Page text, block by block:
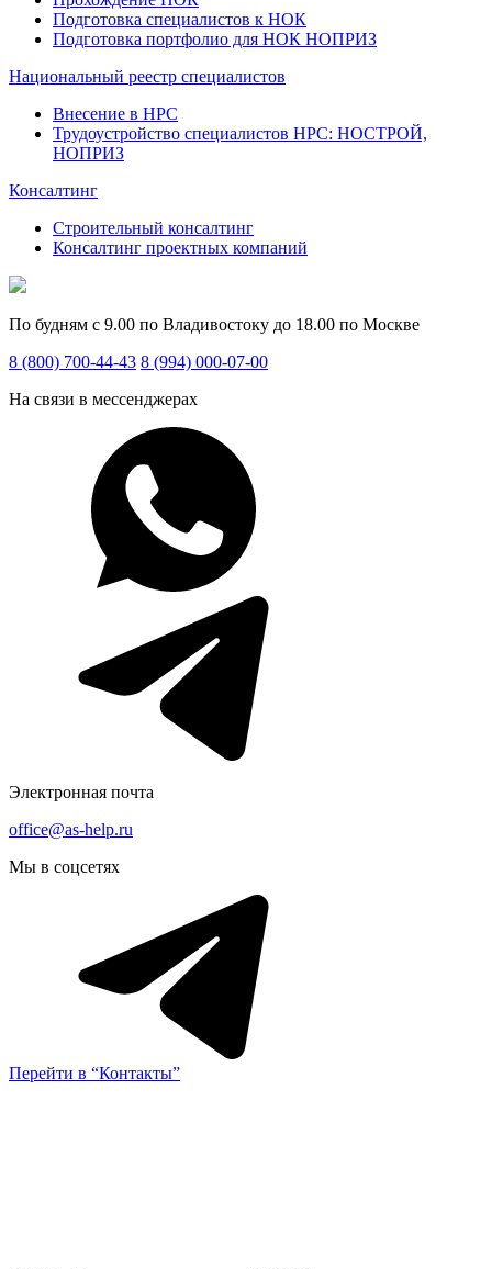
Подготовка специалистов к НОК
Подготовка портфолио для НОК НОПРИЗ
Национальный реестр специалистов
Внесение в НРС
Трудоустройство специалистов НРС: НОСТРОЙ,
НОПРИЗ
Консалтинг
Строительный консалтинг
Консалтинг проектных компаний
По будням с 9.00 по Владивостоку до 18.00 по Москве
8 (800) 700-44-43 8 (994) 000-07-00
На связи в мессенджерах
Электронная почта
office@as-help.ru
Мы в соцсетях
Перейти в “Контакты”